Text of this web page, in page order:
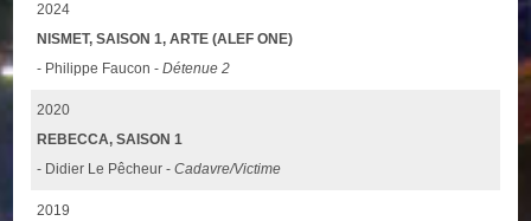
2024
NISMET, SAISON 1, ARTE (ALEF ONE)
- Philippe Faucon -Détenue 2
2020
REBECCA, SAISON 1
- Didier Le Pêcheur -Cadavre/Victime
2019